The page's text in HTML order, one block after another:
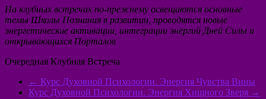
На клубных встречах по-прежнему освещаются основные
темы Школы Познания в развитии, проводятся новые
энергетические активации, интеграции энергий Дней Силы и
открывающихся Порталов
Очередная Клубная Встреча
← Курс Духовной Психологии. Энергия Чувства Вины
Курс Духовной Психологии. Энергия Хищного Зверя →